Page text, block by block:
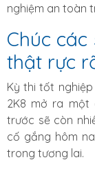
nghiệm an toàn
Chúc
thật rực
Kỳ thi tốt
2K8 mở ra một
trước sẽ còn
cố gắng hôm
trong tương lai.